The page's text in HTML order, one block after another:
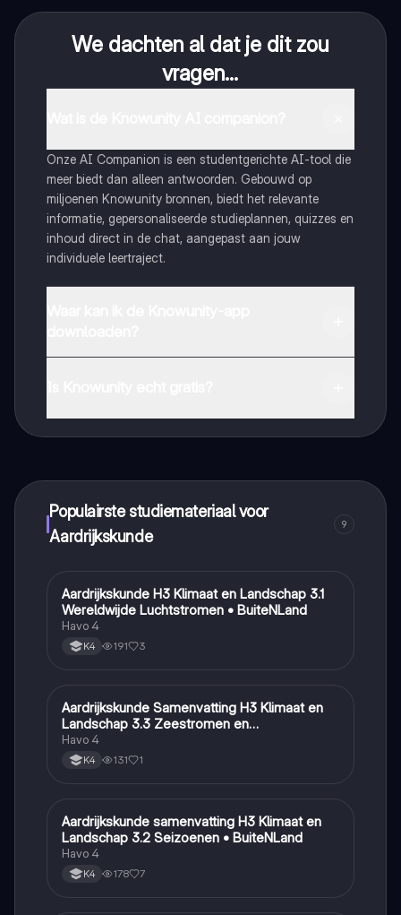
We dachten al dat je dit zou
vragen...
Onze AI Companion is een studentgerichte AI-tool die
meer biedt dan alleen antwoorden. Gebouwd op
miljoenen Knowunity bronnen, biedt het relevante
informatie, gepersonaliseerde studieplannen, quizzes en
inhoud direct in de chat, aangepast aan jouw
individuele leertraject.
Populairste studiemateriaal voor
Aardrijkskunde
9
Aardrijkskunde
Aardrijkskunde H3 Klimaat en Landschap 3.1
Wereldwijde Luchtstromen • BuiteNLand
Havo 4
K4 191 3
Aardrijkskunde
Aardrijkskunde Samenvatting H3 Klimaat en
Landschap 3.3 Zeestromen en
Klimaatgebieden • BuiteNLand
Havo 4
K4 131 1
Aardrijkskunde
Aardrijkskunde samenvatting H3 Klimaat en
Landschap 3.2 Seizoenen • BuiteNLand
Havo 4
K4 178 7